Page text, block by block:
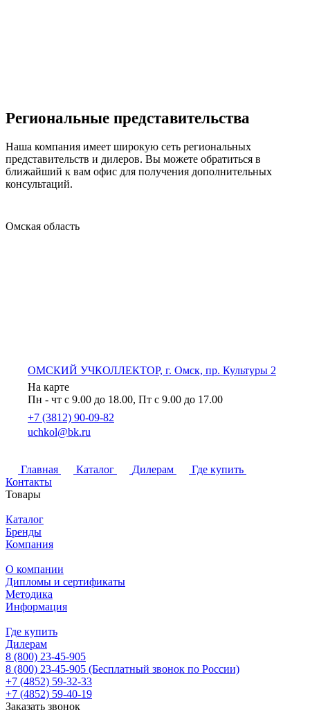
Региональные представительства
Наша компания имеет широкую сеть региональных
представительств и дилеров. Вы можете обратиться в
ближайший к вам офис для получения дополнительных
консультаций.
Омская область
ОМСКИЙ УЧКОЛЛЕКТОР, г. Омск, пр. Культуры 2
На карте
Пн - чт с 9.00 до 18.00, Пт с 9.00 до 17.00
+7 (3812) 90-09-82
uchkol@bk.ru
Главная Каталог Дилерам
Где купить
Контакты
Товары
Каталог
Бренды
Компания
О компании
Дипломы и сертификаты
Методика
Информация
Где купить
Дилерам
8 (800) 23-45-905
8 (800) 23-45-905 (Бесплатный звонок по России)
+7 (4852) 59-32-33
+7 (4852) 59-40-19
Заказать звонок